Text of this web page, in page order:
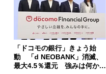
「ドコモの銀行」きょう始
動 「d NEOBANK」消滅、
最大4.5％還元 強みは何か解